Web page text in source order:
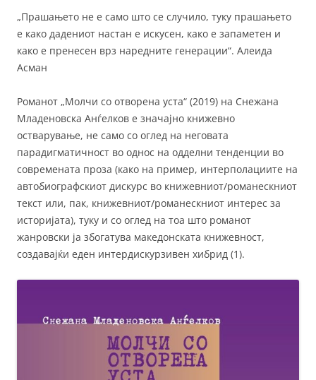
k
„Прашањето не е само што се случило, туку прашањето
е како дадениот настан е искусен, како е запаметен и
како е пренесен врз наредните генерации“. Алеида
Асман
Романот „Молчи со отворена уста“ (2019) на Снежана
Младеновска Анѓелков е значајно книжевно
остварување, не само со оглед на неговата
парадигматичност во однос на одделни тенденции во
современата проза (како на пример, интерполациите на
автобиографскиот дискурс во книжевниот/романескниот
текст или, пак, книжевниот/романескниот интерес за
историјата), туку и со оглед на тоа што романот
жанровски ја збогатува македонската книжевност,
создавајќи еден интердискурзивен хибрид (1).